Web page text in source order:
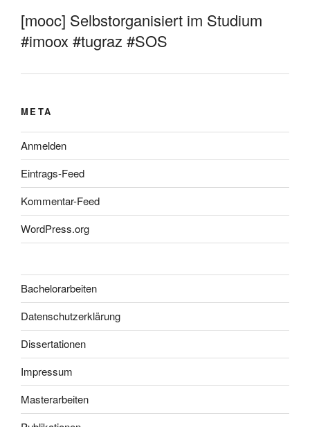
[mooc] Selbstorganisiert im Studium
#imoox #tugraz #SOS
META
Anmelden
Eintrags-Feed
Kommentar-Feed
WordPress.org
Bachelorarbeiten
Datenschutzerklärung
Dissertationen
Impressum
Masterarbeiten